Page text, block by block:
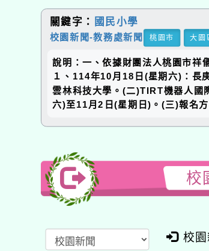
關鍵字： 國民小學
校園新聞-教務處新聞 桃園市 大園
說明：一、依據財團法人桃園市祥
１、114年10月18日(星期六)：長
雲林科技大學。(二)TIRT機器人國
六)至11月2日(星期日)。(三)報名
校
校園